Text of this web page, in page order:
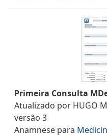
Primeira Consulta
Atualizado por HUGO
versão 3
Anamnese para